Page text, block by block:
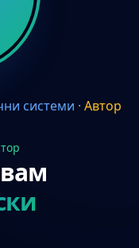
системи · Автор